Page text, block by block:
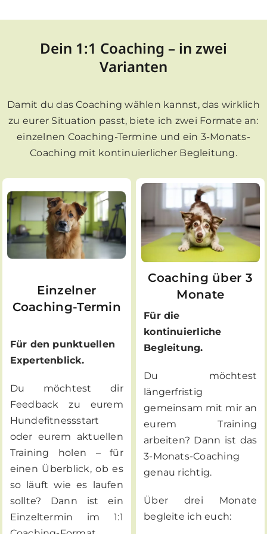
Dein 1:1 Coaching – in zwei
Varianten
Damit du das Coaching wählen kannst, das wirklich
zu eurer Situation passt, biete ich zwei Formate an:
einzelnen Coaching-Termine und ein 3-Monats-
Coaching mit kontinuierlicher Begleitung.
Einzelner
Coaching-Termin
Für den punktuellen
Expertenblick.
Du möchtest dir
Feedback zu eurem
Hundefitnessstart
oder eurem aktuellen
Training holen – für
einen Überblick, ob es
so läuft wie es laufen
sollte? Dann ist ein
Einzeltermin im 1:1
Coaching über 3
Monate
Für die
kontinuierliche
Begleitung.
Du möchtest
längerfristig
gemeinsam mit mir an
eurem Training
arbeiten? Dann ist das
3-Monats-Coaching
genau richtig.
Über drei Monate
begleite ich euch: